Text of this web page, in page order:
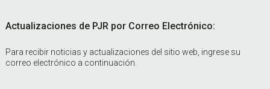
Footer
Actualizaciones de PJR por Correo Electrónico:
Para recibir noticias y actualizaciones del sitio web, ingrese su
correo electrónico a continuación.